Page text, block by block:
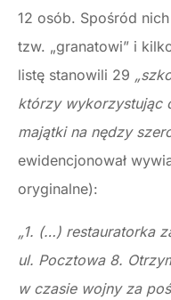
12 osób. Spośród
tzw. „granatowi” i
listę stanowili 29
którzy wykorzystując
majątki na nędzy
ewidencjonował
oryginalne):
„1. (…) restauratorka
ul. Pocztowa 8.
w czasie wojny za